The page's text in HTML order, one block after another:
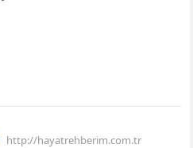
http://hayatrehberim.com.tr